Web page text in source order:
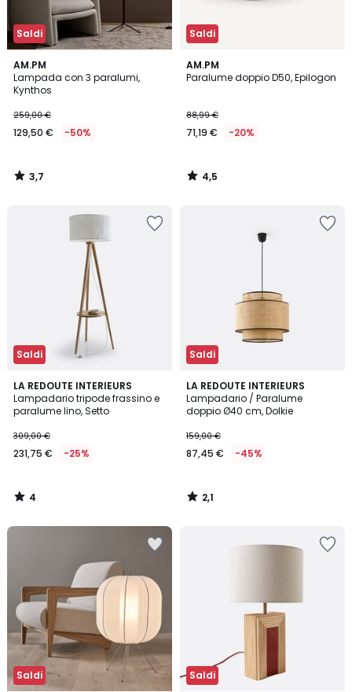
Saldi
AM.PM
Lampada con 3 paralumi,
Kynthos
259,00 €
129,50 € -50%
3,7
/ 5
3,7
/
Saldi
AM.PM
Paralume doppio D50, Epilogon
88,99 €
71,19 € -20%
4,5
/ 5
4,5
/
Saldi
LA REDOUTE INTERIEURS
Lampadario tripode frassino e
paralume lino, Setto
309,00 €
231,75 € -25%
4
/
5
4
/
Saldi
LA REDOUTE INTERIEURS
Lampadario / Paralume
doppio Ø40 cm, Dolkie
159,00 €
87,45 € -45%
2,1
/
5
2,1
/
Saldi Saldi